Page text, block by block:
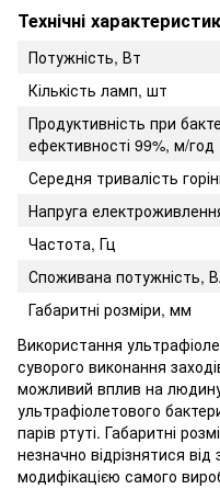
Технічні
Потужність, Вт
Кількість ламп, шт
Продуктивність при
ефективності 99%, м/год
Середня тривалість
Напруга
Частота, Гц
Споживана потужність,
Габаритні розміри, мм
Використання
суворого виконання
можливий вплив на
ультрафіолетового
парів ртуті. Габаритні
незначно відрізнятися
модифікацією самого